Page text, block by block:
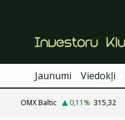
Jaunumi Viedokļi
OMX Baltic 0,11% 315,32